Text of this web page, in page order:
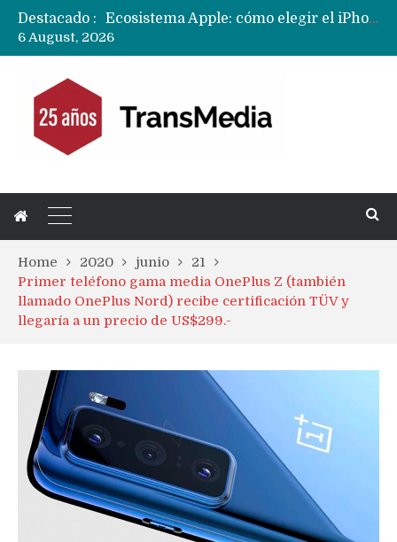
Destacado :
Nuevas filtraciones del Mate 90 Pro Max apuntan a potenciar las cámaras y pantalla OLED doble capa
6 August, 2026
Home 2020 junio
21
Primer teléfono gama media OnePlus Z (también
llamado OnePlus Nord) recibe certificación TÜV y
llegaría a un precio de US$299.-